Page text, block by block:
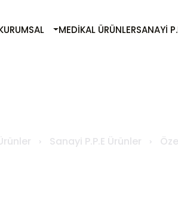
MEDIKAL ÜRÜNLERSANAYI
Sanayi P.P.E Ürünler